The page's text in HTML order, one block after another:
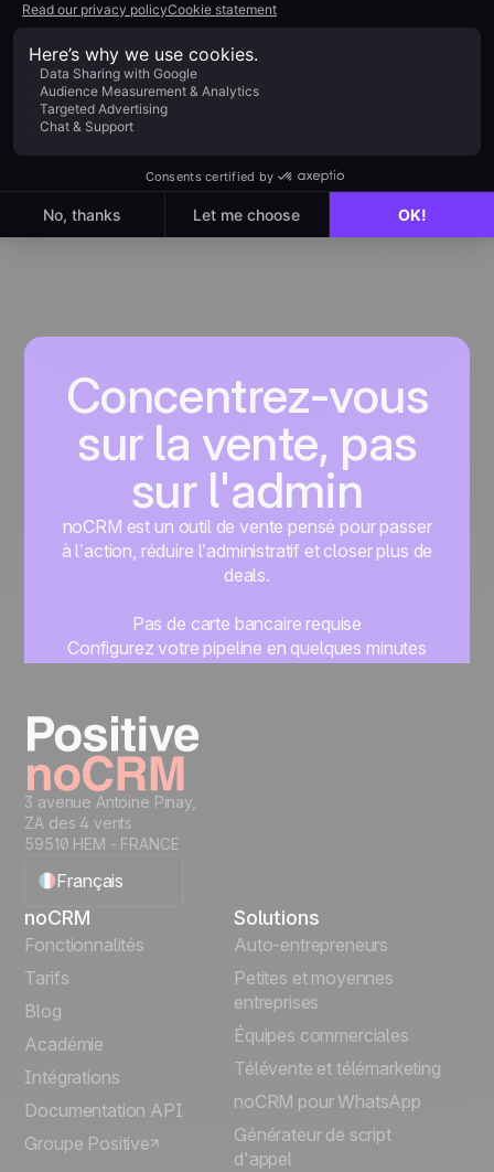
Comment utiliser
l'intégration RingCentral
Configurez RingCentral et appelez vos
opportunités en un clic
En savoir plus
Concentrez-vous
sur la vente, pas
sur l'admin
noCRM est un outil de vente pensé pour passer
à l’action, réduire l’administratif et closer plus de
deals.
Pas de carte bancaire requise
Configurez votre pipeline en quelques minutes
3 avenue Antoine Pinay,
ZA des 4 vents
59510 HEM - FRANCE
Français
English
Português
Italiano
Deutsch
noCRM
Fonctionnalités
Tarifs
Blog
Académie
Intégrations
Documentation API
Groupe Positive
Solutions
Auto-entrepreneurs
Petites et moyennes
entreprises
Équipes commerciales
Télévente et télémarketing
noCRM pour WhatsApp
Générateur de script
d'appel